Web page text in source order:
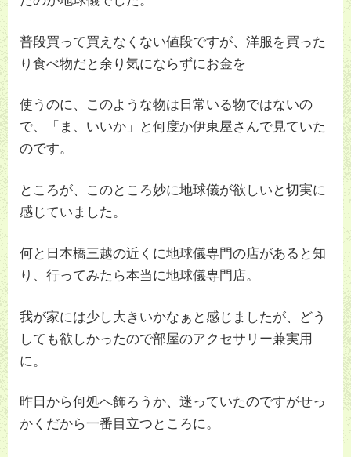
普段買って買えなくない値段ですが、洋服を買った
り食べ物だと余り気にならずにお金を
使うのに、このような物は日常いる物ではないの
で、「ま、いいか」と何度か伊東屋さんで見ていた
のです。
ところが、このところ妙に地球儀が欲しいと切実に
感じていました。
何と日本橋三越の近くに地球儀専門の店があると知
り、行ってみたら本当に地球儀専門店。
我が家には少し大きいかなぁと感じましたが、どう
しても欲しかったので部屋のアクセサリー兼実用
に。
昨日から何処へ飾ろうか、迷っていたのですがせっ
かくだから一番目立つところに。